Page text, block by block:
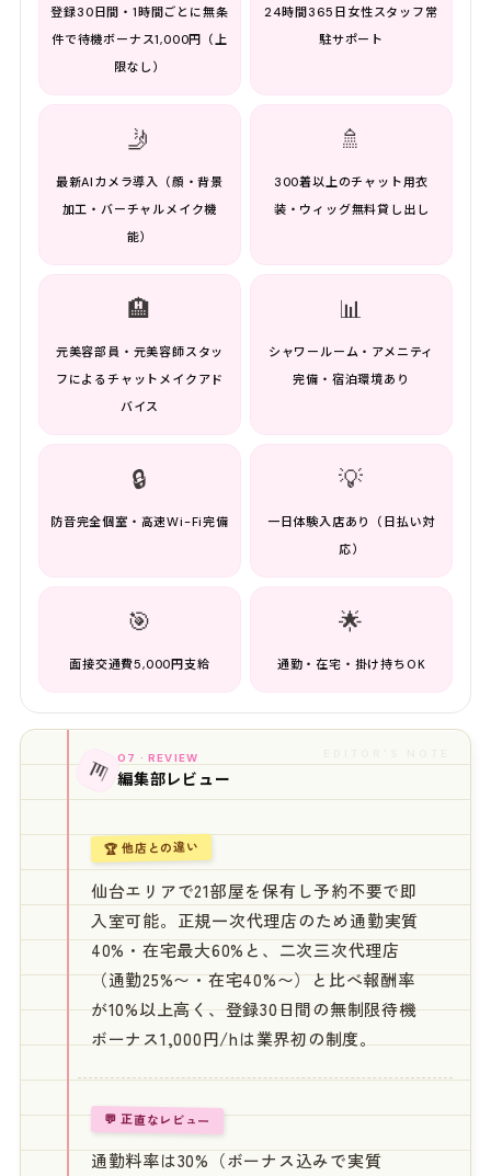
登録30日間・1時間ごとに無条
件で待機ボーナス1,000円（上
限なし）
24時間365日女性スタッフ常
駐サポート
🤳
最新AIカメラ導入（顔・背景
加工・バーチャルメイク機
能）
🚿
300着以上のチャット用衣
装・ウィッグ無料貸し出し
🏨
元美容部員・元美容師スタッ
フによるチャットメイクアド
バイス
📊
シャワールーム・アメニティ
完備・宿泊環境あり
🔒
防音完全個室・高速Wi-Fi完備
💡
一日体験入店あり（日払い対
応）
🎯
面接交通費5,000円支給
🌟
通勤・在宅・掛け持ちOK
📊 07 · REVIEW
編集部レビュー
🏆 他店との違い
仙台エリアで21部屋を保有し予約不要で即
入室可能。正規一次代理店のため通勤実質
40%・在宅最大60%と、二次三次代理店
（通勤25%〜・在宅40%〜）と比べ報酬率
が10%以上高く、登録30日間の無制限待機
ボーナス1,000円/hは業界初の制度。
💬 正直なレビュー
通勤料率は30%（ボーナス込みで実質